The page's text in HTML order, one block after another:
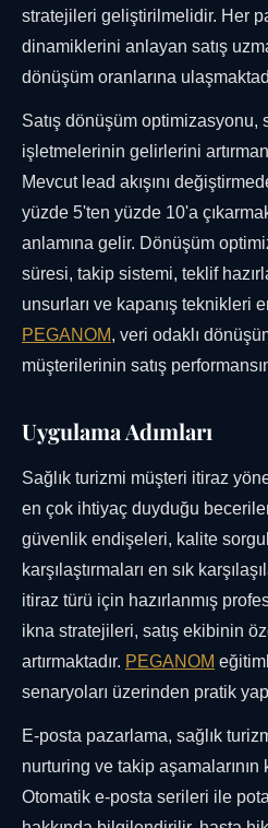
stratejileri geliştirilmelidir. Her
dinamiklerini anlayan satış
dönüşüm oranlarına
Satış dönüşüm optimizasyonu,
işletmelerinin gelirlerini
Mevcut lead akışını
yüzde 5'ten yüzde 10'a
anlamına gelir. Dönüşüm
süresi, takip sistemi, teklif
unsurları ve kapanış teknikleri
PEGANOM, veri odaklı
müşterilerinin satış
Uygulama Adımları
Sağlık turizmi müşteri itiraz
en çok ihtiyaç duyduğu
güvenlik endişeleri, kalite
karşılaştırmaları en sık
itiraz türü için hazırlanmış
ikna stratejileri, satış ekibinin
artırmaktadır. PEGANOM
senaryoları üzerinden pratik
E-posta pazarlama, sağlık
nurturing ve takip
Otomatik e-posta serileri ile